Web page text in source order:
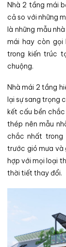
Nhà 2 tầng mái
cả so với những
là những mẫu
mái hay còn gọi
trong kiến trúc
chuộng.
Nhà mái 2 tầng
lại sự sang trọng
kết cấu bền
thép nên mẫu
chắc nhất trong
trước gió mưa và
hợp với mọi loại
thời tiết thay đổi.